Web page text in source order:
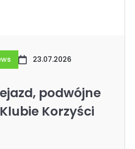
23.07.2026
podwójne
Korzyści